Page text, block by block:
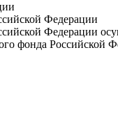
Федерации
Федерации
фонда Российской